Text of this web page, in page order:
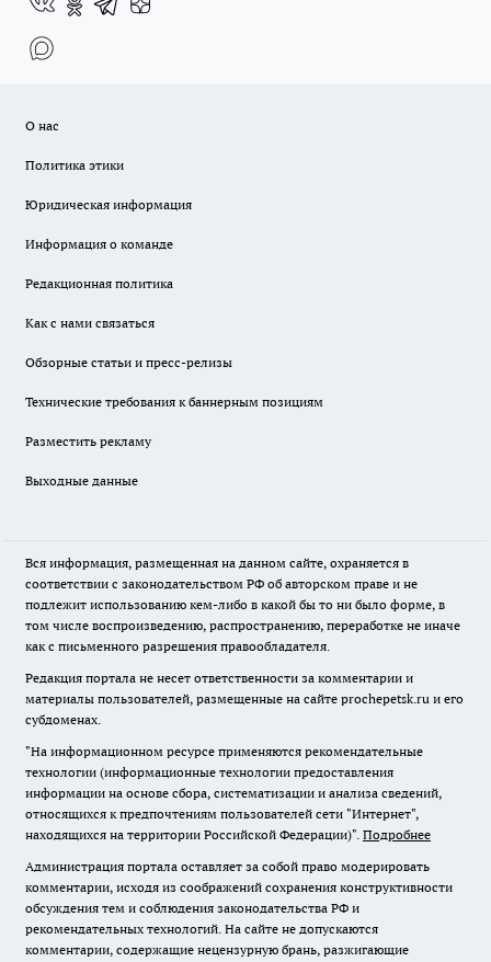
О нас
Политика этики
Юридическая информация
Информация о команде
Редакционная политика
Как с нами связаться
Обзорные статьи и пресс-релизы
Технические требования к баннерным позициям
Разместить рекламу
Выходные данные
Вся информация, размещенная на данном сайте, охраняется в
соответствии с законодательством РФ об авторском праве и не
подлежит использованию кем-либо в какой бы то ни было форме, в
том числе воспроизведению, распространению, переработке не иначе
как с письменного разрешения правообладателя.
Редакция портала не несет ответственности за комментарии и
материалы пользователей, размещенные на сайте prochepetsk.ru и его
субдоменах.
"На информационном ресурсе применяются рекомендательные
технологии (информационные технологии предоставления
информации на основе сбора, систематизации и анализа сведений,
относящихся к предпочтениям пользователей сети "Интернет",
находящихся на территории Российской Федерации)". Подробнее
Администрация портала оставляет за собой право модерировать
комментарии, исходя из соображений сохранения конструктивности
обсуждения тем и соблюдения законодательства РФ и
рекомендательных технологий. На сайте не допускаются
комментарии, содержащие нецензурную брань, разжигающие